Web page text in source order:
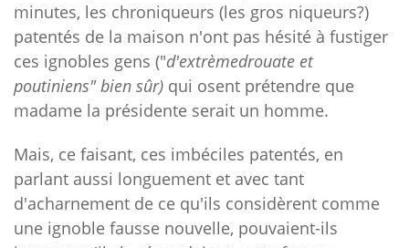
minutes, les chroniqueurs (les gros niqueurs?)
patentés de la maison n'ont pas hésité à fustiger
ces ignobles gens ("d'extrèmedrouate et
poutiniens" bien sûr) qui osent prétendre que
madame la présidente serait un homme.
Mais, ce faisant, ces imbéciles patentés, en
parlant aussi longuement et avec tant
d'acharnement de ce qu'ils considèrent comme
une ignoble fausse nouvelle, pouvaient-ils